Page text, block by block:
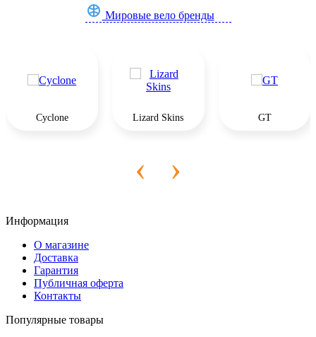
Мировые вело бренды
Cyclone Lizard Skins GT
‹ ›
Информация
О магазине
Доставка
Гарантия
Публичная оферта
Контакты
Популярные товары